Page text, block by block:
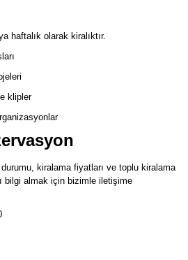
haftalık olarak kiralıktır.
klipler
kiralama fiyatları ve toplu kiralama
bilgi almak için bizimle iletişime